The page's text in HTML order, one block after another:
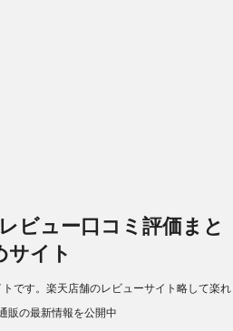
ビュー口コミ評価まと
サイト
です。楽天店舗のレビューサイト略して楽れ
販の最新情報を公開中